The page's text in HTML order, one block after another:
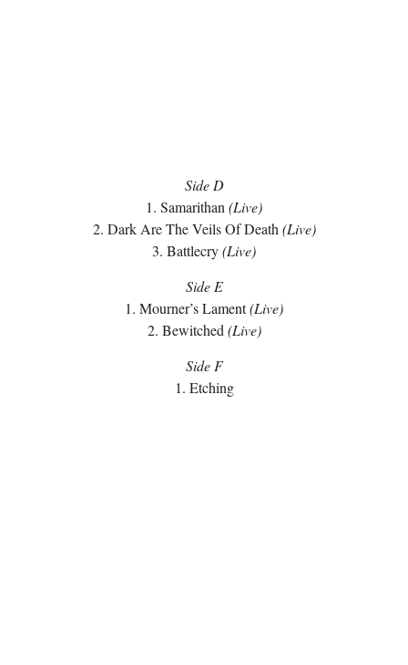
Side D
1. Samarithan (Live)
2. Dark Are The Veils Of Death (Live)
3. Battlecry(Live)
Side E
1. Mourner’s Lament(Live)
2. Bewitched (Live)
Side F
1. Etching